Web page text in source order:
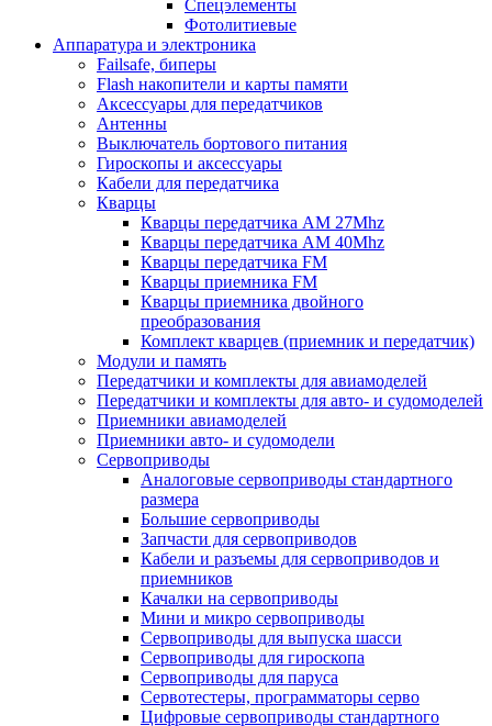
Спецэлементы
Фотолитиевые
Аппаратура и электроника
Failsafe, биперы
Flash накопители и карты памяти
Аксессуары для передатчиков
Антенны
Выключатель бортового питания
Гироскопы и аксессуары
Кабели для передатчика
Кварцы
Кварцы передатчика AM 27Mhz
Кварцы передатчика AM 40Mhz
Кварцы передатчика FM
Кварцы приемника FM
Кварцы приемника двойного
преобразования
Комплект кварцев (приемник и передатчик)
Модули и память
Передатчики и комплекты для авиамоделей
Передатчики и комплекты для авто- и судомоделей
Приемники авиамоделей
Приемники авто- и судомодели
Сервоприводы
Аналоговые сервоприводы стандартного
размера
Большие сервоприводы
Запчасти для сервоприводов
Кабели и разъемы для сервоприводов и
приемников
Качалки на сервоприводы
Мини и микро сервоприводы
Сервоприводы для выпуска шасси
Сервоприводы для гироскопа
Сервоприводы для паруса
Сервотестеры, программаторы серво
Цифровые сервоприводы стандартного